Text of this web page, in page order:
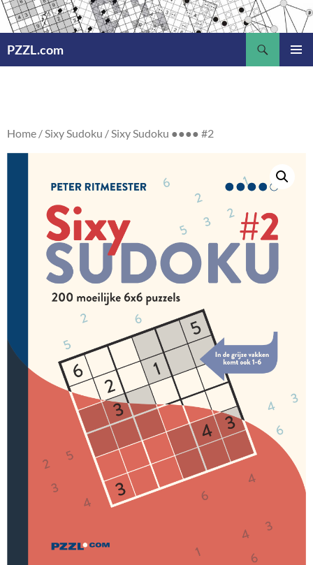
Ga
naar
inhoud
PZZL.com
Home / Sixy Sudoku / Sixy Sudoku ●●●● #2